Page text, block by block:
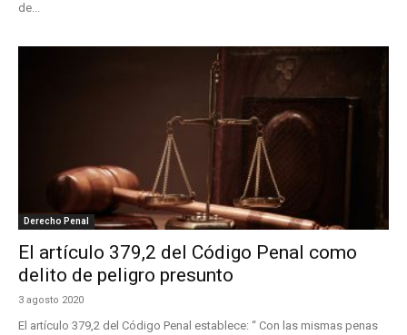
de...
Derecho Penal
El artículo 379,2 del Código Penal como
delito de peligro presunto
3 agosto 2020
El artículo 379,2 del Código Penal establece: “ Con las mismas penas